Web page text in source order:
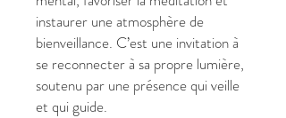
instaurer une atmosphère de
bienveillance. C’est une invitation à
se reconnecter à sa propre lumière,
soutenu par une présence qui veille
et qui guide.